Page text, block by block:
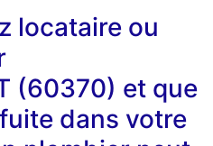
locataire ou
(60370) et que
dans votre